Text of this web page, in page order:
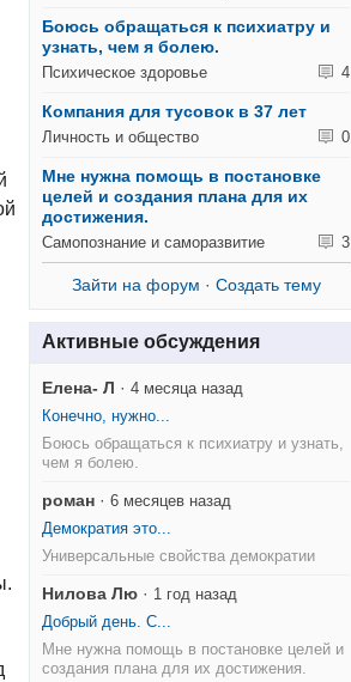
Боюсь обращаться к психиатру и
узнать, чем я болею.
Психическое здоровье 4
Компания для тусовок в 37 лет
Личность и общество 0
Мне нужна помощь в постановке
целей и создания плана для их
достижения.
Самопознание и саморазвитие 3
Зайти на форум · Создать тему
Активные обсуждения
Елена- Л ·4 месяца назад
Конечно, нужно...
Боюсь обращаться к психиатру и узнать,
чем я болею.
роман ·6 месяцев назад
Демократия это...
Универсальные свойства демократии
Нилова Лю · 1 год назад
Добрый день. С...
Мне нужна помощь в постановке целей и
создания плана для их достижения.